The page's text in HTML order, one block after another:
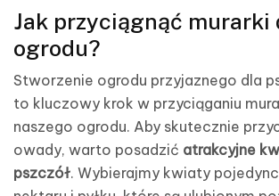
Jak przyciągnąć murarki
ogrodu?
Stworzenie ogrodu przyjaznego dla
to kluczowy krok w przyciąganiu
naszego ogrodu. Aby skutecznie
owady, warto posadzić atrakcyjne
pszczół. Wybierajmy kwiaty